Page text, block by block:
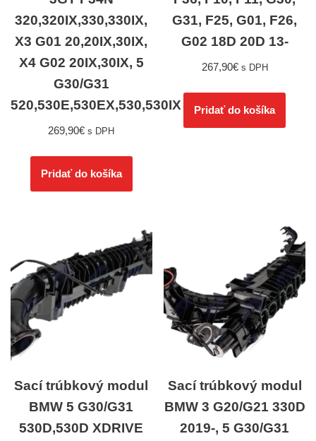
320,320IX,330,330IX,
X3 G01 20,20IX,30IX,
X4 G02 20IX,30IX, 5
G30/G31
520,530E,530EX,530,530IX
269,90€ s DPH
Pridať do košíka
G31, F25, G01, F26,
G02 18D 20D 13-
267,90€ s DPH
Pridať do košíka
Sací trúbkový modul
BMW 5 G30/G31
530D,530D XDRIVE
Sací trúbkový modul
BMW 3 G20/G21 330D
2019-, 5 G30/G31